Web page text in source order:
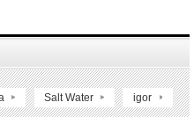
Salt Water igor